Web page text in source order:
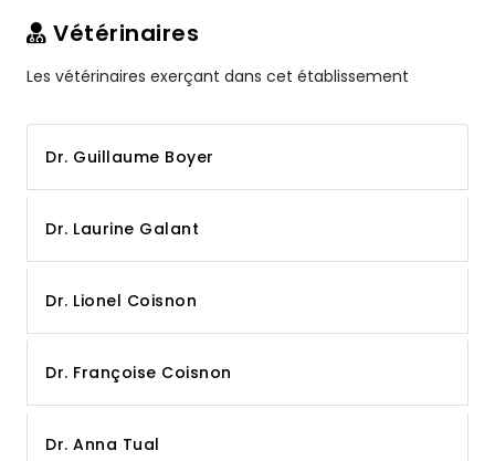
Vétérinaires
Les vétérinaires exerçant dans cet établissement
Dr. Guillaume Boyer
Dr. Laurine Galant
Dr. Lionel Coisnon
Dr. Françoise Coisnon
Dr. Anna Tual